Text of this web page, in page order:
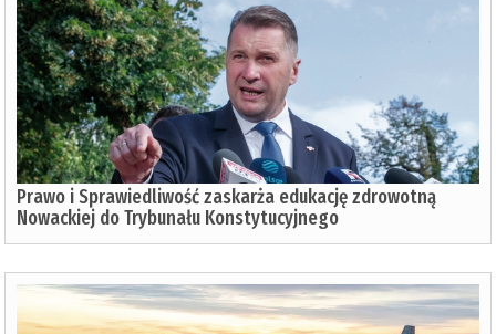
Prawo i Sprawiedliwość zaskarża edukację zdrowotną
Nowackiej do Trybunału Konstytucyjnego